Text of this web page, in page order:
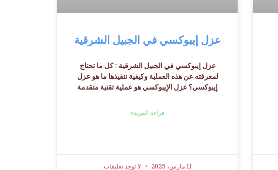
عزل إيبوكسي في الجبيل الشرقية
عزل إيبوكسي في الجبيل الشرقية : كل ما تحتاج
لمعرفته عن هذه العملية وكيفية تنفيذها ما هو عزل
إيبوكسي؟ عزل الإيبوكسي هو عملية تقنية متقدمة
قراءة المزيد»
11 مارس، 2025 لا توجد تعليقات